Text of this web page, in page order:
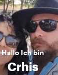
Hallo Ich bin
Crhis